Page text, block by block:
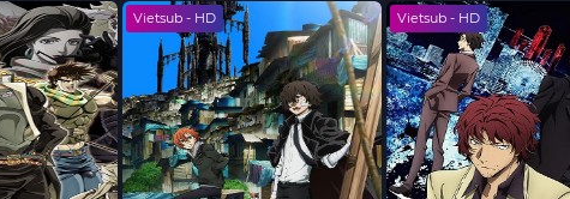
Vietsub - HD Vietsub - HD